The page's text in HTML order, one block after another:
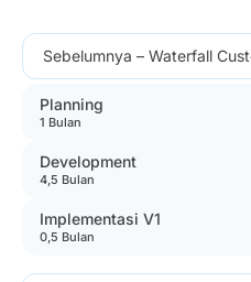
Sebelumnya – Waterfall
Planning
1 Bulan
Development
4,5 Bulan
Implementasi V1
0,5 Bulan